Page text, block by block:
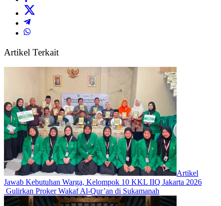
Artikel Terkait
Artikel
Jawab Kebutuhan Warga, Kelompok 10 KKL IIQ Jakarta 2026
Gulirkan Proker Wakaf Al-Qur’an di Sukamanah